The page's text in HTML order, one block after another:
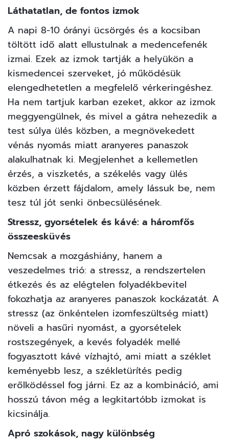
Láthatatlan, de fontos izmok
A napi 8-10 órányi ücsörgés és a kocsiban
töltött idő alatt ellustulnak a medencefenék
izmai. Ezek az izmok tartják a helyükön a
kismedencei szerveket, jó működésük
elengedhetetlen a megfelelő vérkeringéshez.
Ha nem tartjuk karban ezeket, akkor az izmok
meggyengülnek, és mivel a gátra nehezedik a
test súlya ülés közben, a megnövekedett
vénás nyomás miatt aranyeres panaszok
alakulhatnak ki. Megjelenhet a kellemetlen
érzés, a viszketés, a székelés vagy ülés
közben érzett fájdalom, amely lássuk be, nem
tesz túl jót senki önbecsülésének.
Stressz, gyorsételek és kávé: a háromfős
összeesküvés
Nemcsak a mozgáshiány, hanem a
veszedelmes trió: a stressz, a rendszertelen
étkezés és az elégtelen folyadékbevitel
fokozhatja az aranyeres panaszok kockázatát. A
stressz (az önkéntelen izomfeszültség miatt)
növeli a hasűri nyomást, a gyorsételek
rostszegények, a kevés folyadék mellé
fogyasztott kávé vízhajtó, ami miatt a széklet
keményebb lesz, a székletürítés pedig
erőlködéssel fog járni. Ez az a kombináció, ami
hosszú távon még a legkitartóbb izmokat is
kicsinálja.
Apró szokások, nagy különbség